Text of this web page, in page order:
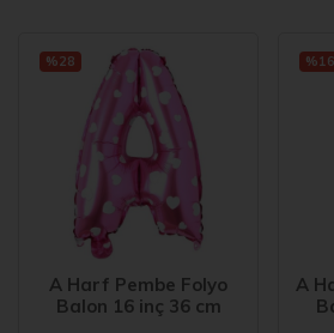
A Harf Pembe Folyo
Balon 16 inç 36 cm
%28
A
%16